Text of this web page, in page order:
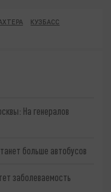
КУЗБАСС
На генералов
больше автобусов
заболеваемость